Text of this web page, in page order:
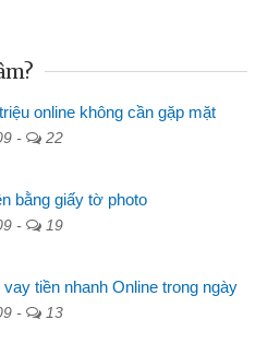
online không cần gặp mặt
- 22
bằng giấy tờ photo
- 19
tiền nhanh Online trong ngày
- 13